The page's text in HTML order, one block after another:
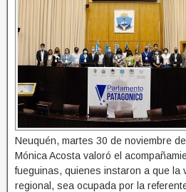
Neuquén, martes 30 de noviembre
Mónica Acosta valoró el
fueguinas, quienes instaron a que la
regional, sea ocupada por la